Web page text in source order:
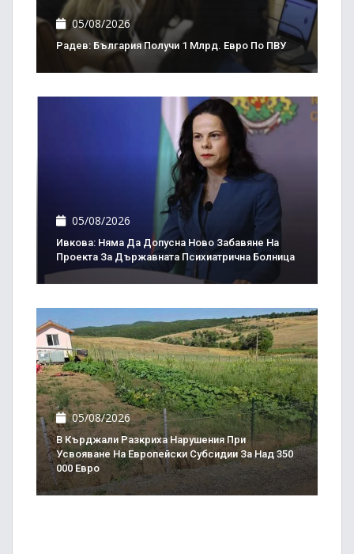
05/08/2026
Радев: България Получи 1 Млрд. Евро По ПВУ
05/08/2026
Ивкова: Няма Да Допусна Ново Забавяне На
Проекта За Държавната Психиатрична Болница
05/08/2026
В Кърджали Разкриха Нарушения При
Усвояване На Европейски Субсидии За Над 350
000 Евро